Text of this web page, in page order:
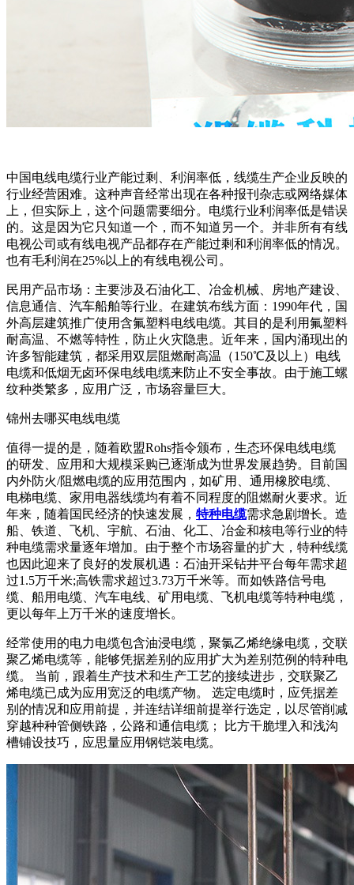
中国电线电缆行业产能过剩、利润率低，线缆生产企业反映的
行业经营困难。这种声音经常出现在各种报刊杂志或网络媒体
上，但实际上，这个问题需要细分。电缆行业利润率低是错误
的。这是因为它只知道一个，而不知道另一个。并非所有有线
电视公司或有线电视产品都存在产能过剩和利润率低的情况。
也有毛利润在25%以上的有线电视公司。
民用产品市场：主要涉及石油化工、冶金机械、房地产建设、
信息通信、汽车船舶等行业。在建筑布线方面：1990年代，国
外高层建筑推广使用含氟塑料电线电缆。其目的是利用氟塑料
耐高温、不燃等特性，防止火灾隐患。近年来，国内涌现出的
许多智能建筑，都采用双层阻燃耐高温（150℃及以上）电线
电缆和低烟无卤环保电线电缆来防止不安全事故。由于施工螺
纹种类繁多，应用广泛，市场容量巨大。
锦州去哪买电线电缆
值得一提的是，随着欧盟Rohs指令颁布，生态环保电线电缆
的研发、应用和大规模采购已逐渐成为世界发展趋势。目前国
内外防火/阻燃电缆的应用范围内，如矿用、通用橡胶电缆、
电梯电缆、家用电器线缆均有着不同程度的阻燃耐火要求。近
年来，随着国民经济的快速发展， 特种电缆需求急剧增长。造
船、铁道、飞机、宇航、石油、化工、冶金和核电等行业的特
种电缆需求量逐年增加。由于整个市场容量的扩大，特种线缆
也因此迎来了良好的发展机遇：石油开采钻井平台每年需求超
过1.5万千米;高铁需求超过3.73万千米等。而如铁路信号电
缆、船用电缆、汽车电线、矿用电缆、飞机电缆等特种电缆，
更以每年上万千米的速度增长。
经常使用的电力电缆包含油浸电缆，聚氯乙烯绝缘电缆，交联
聚乙烯电缆等，能够凭据差别的应用扩大为差别范例的特种电
缆。 当前，跟着生产技术和生产工艺的接续进步，交联聚乙
烯电缆已成为应用宽泛的电缆产物。 选定电缆时，应凭据差
别的情况和应用前提，并连结详细前提举行选定，以尽管削减
穿越种种管侧铁路，公路和通信电缆； 比方干脆埋入和浅沟
槽铺设技巧，应思量应用钢铠装电缆。